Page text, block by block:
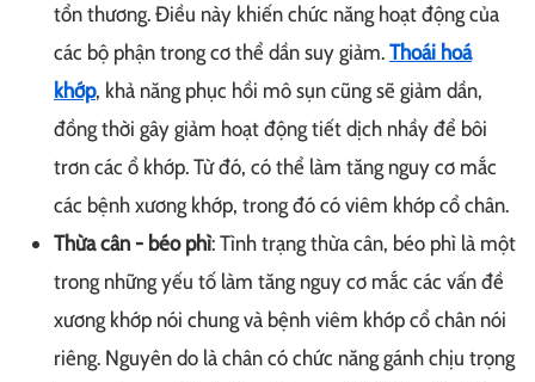
tổn thương. Điều này khiến chức năng hoạt động của
các bộ phận trong cơ thể dần suy giảm.Thoái hoá
khớp, khả năng phục hồi mô sụn cũng sẽ giảm dần,
đồng thời gây giảm hoạt động tiết dịch nhầy để bôi
trơn các ổ khớp. Từ đó, có thể làm tăng nguy cơ mắc
các bệnh xương khớp, trong đó có viêm khớp cổ chân.
Thừa cân - béo phì: Tình trạng thừa cân, béo phì là một
trong những yếu tố làm tăng nguy cơ mắc các vấn đề
xương khớp nói chung và bệnh viêm khớp cổ chân nói
riêng. Nguyên do là chân có chức năng gánh chịu trọng